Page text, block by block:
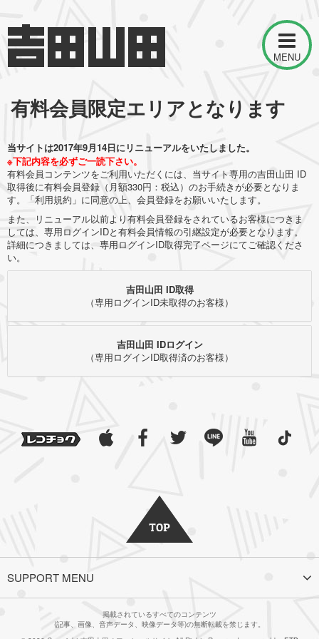
MENU
有料会員限定エリアとなります
当サイトは2017年9月14日にリニューアルをいたしました。
※下記内容を必ずご一読下さい。
有料会員コンテンツをご利用いただくには、当サイト専用の吉田山田 ID
取得後に有料会員登録（月額330円：税込）のお手続きが必要となりま
す。「利用規約」に同意の上、会員登録をお願いいたします。
また、リニューアル以前より有料会員登録をされているお客様につきま
しては、専用ログインIDと有料会員情報の引継設定が必要となります。
詳細につきましては、専用ログインID取得完了ページにてご確認くださ
い。
吉田山田 ID取得
（専用ログインID未取得のお客様）
吉田山田 IDログイン
（専用ログインID取得済のお客様）
SUPPORT MENU
掲載されているすべてのコンテンツ
(記事、画像、音声データ、映像データ等)の無断転載を禁じます。